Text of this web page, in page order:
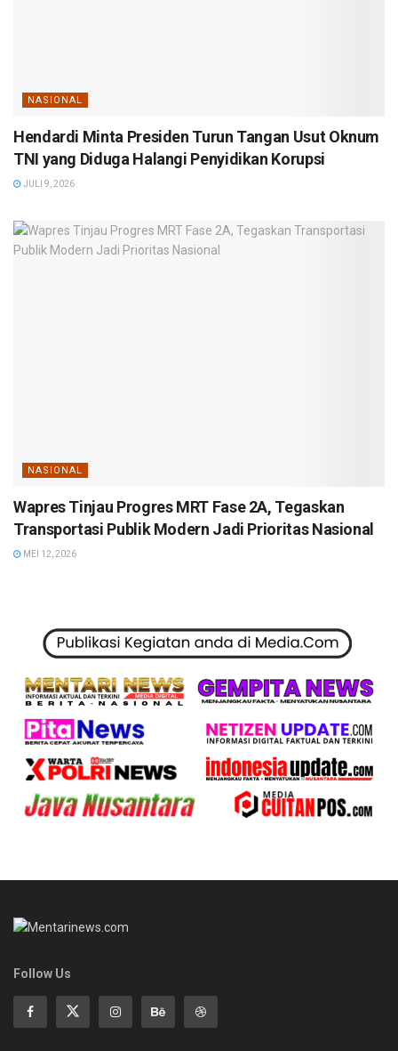
NASIONAL
Hendardi Minta Presiden Turun Tangan Usut Oknum
TNI yang Diduga Halangi Penyidikan Korupsi
JULI 9, 2026
NASIONAL
Wapres Tinjau Progres MRT Fase 2A, Tegaskan
Transportasi Publik Modern Jadi Prioritas Nasional
MEI 12, 2026
Follow Us